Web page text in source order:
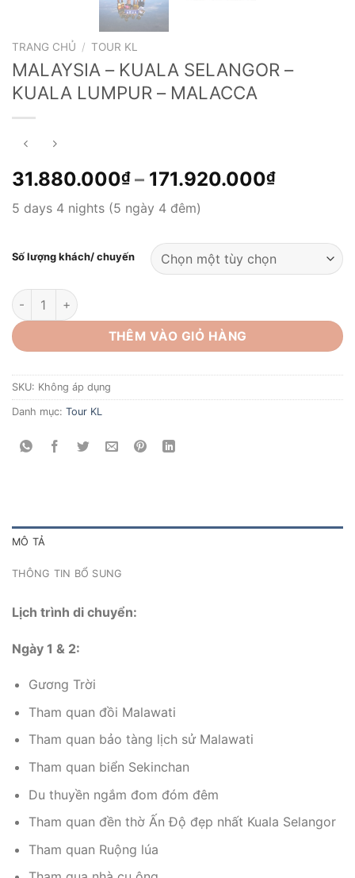
TRANG CHỦ / TOUR KL
MALAYSIA – KUALA SELANGOR –
KUALA LUMPUR – MALACCA
31.880.000₫ – 171.920.000₫Khoảng
đến
5 days 4 nights (5 ngày 4 đêm)
Số lượng khách/ chuyến
MALAYSIA - KUALA SELANGOR - KUALA LUMPUR -
THÊM VÀO GIỎ HÀNG
SKU: Không áp dụng
Danh mục: Tour KL
MÔ TẢ
THÔNG TIN BỔ SUNG
Lịch trình di chuyển:
Ngày 1 & 2:
Gương Trời
Tham quan đồi Malawati
Tham quan bảo tàng lịch sử Malawati
Tham quan biển Sekinchan
Du thuyền ngắm đom đóm đêm
Tham quan đền thờ Ấn Độ đẹp nhất Kuala Selangor
Tham quan Ruộng lúa